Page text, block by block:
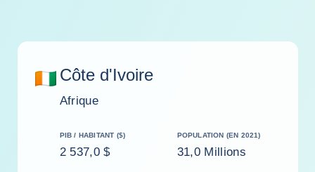
Côte d'Ivoire
Afrique
PIB / HABITANT ($)
2 537,0 $
POPULATION (EN 2021)
31,0 Millions